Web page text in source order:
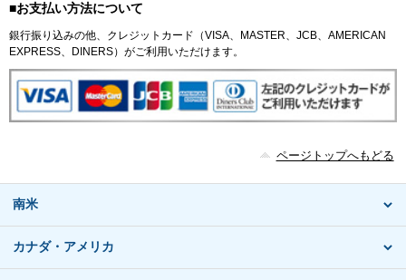
■お支払い方法について
銀行振り込みの他、クレジットカード（VISA、MASTER、JCB、AMERICAN
EXPRESS、DINERS）がご利用いただけます。
ページトップへもどる
南米
カナダ・アメリカ